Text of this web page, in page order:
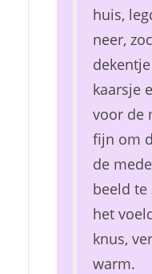
huis,
neer,
kaarsje
voor de
fijn om
de
beeld te
het
knus,
warm.